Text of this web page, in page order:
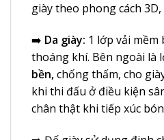
giày theo phong cách
➡️ Da giày: 1 lớp vải
thoáng khí. Bên ngoài là
bền,chống thấm, cho
khi thi đấu ở điều kiện
chân thật khi tiếp xúc